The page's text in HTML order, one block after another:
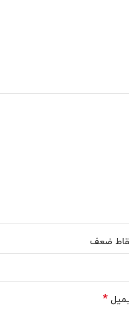
با برند خود سفارش
های به روز با بخش فروش
می شود و از کیفیت مناسب
ضعف
*